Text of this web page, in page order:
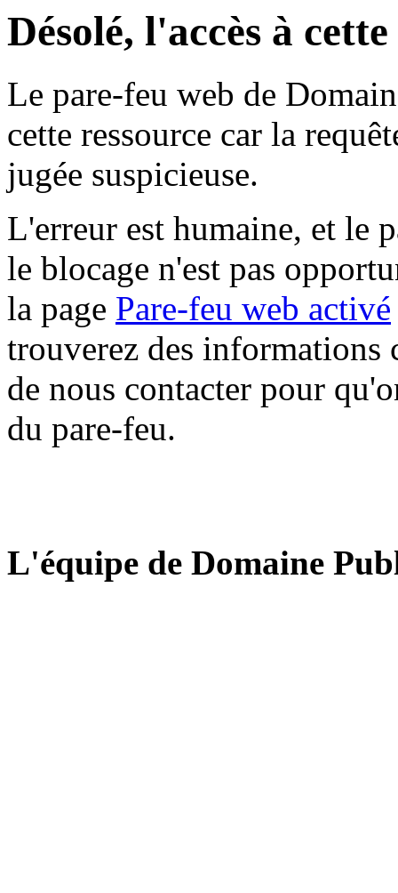
Désolé, l'accès à
Le pare-feu web de
cette ressource car la
jugée suspicieuse.
L'erreur est humaine, et le
le blocage n'est pas
la page Pare-feu web activé
trouverez des informations
de nous contacter pour
du pare-feu.
L'équipe de Domaine